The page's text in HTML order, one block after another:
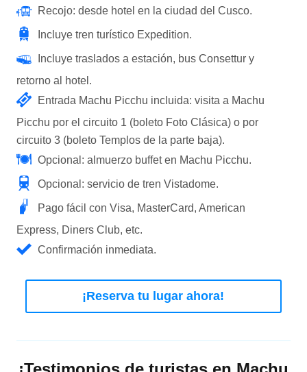
Recojo: desde hotel en la ciudad del Cusco.
Incluye tren turístico Expedition.
Incluye traslados a estación, bus Consettur y
retorno al hotel.
Entrada Machu Picchu incluida: visita a Machu
Picchu por el circuito 1 (boleto Foto Clásica) o por
circuito 3 (boleto Templos de la parte baja).
Opcional: almuerzo buffet en Machu Picchu.
Opcional: servicio de tren Vistadome.
Pago fácil con Visa, MasterCard, American
Express, Diners Club, etc.
Confirmación inmediata.
¡Reserva tu lugar ahora!